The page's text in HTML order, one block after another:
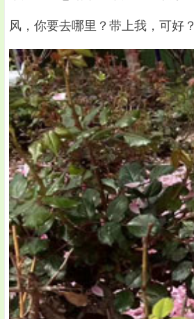
风，你要去哪里？带上我，可好？